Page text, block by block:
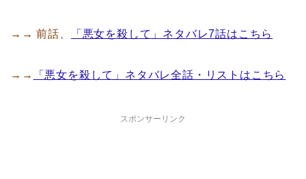
→→ 前話、 「悪女を殺して」ネタバレ7話はこちら
→→ 「悪女を殺して」ネタバレ全話・リストはこちら
スポンサーリンク